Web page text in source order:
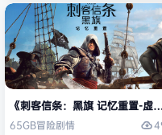
《刺客信条：黑旗 记忆重置-
65GB冒险剧情